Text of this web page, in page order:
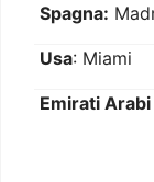
Spagna:
Usa: Miami
Emirati